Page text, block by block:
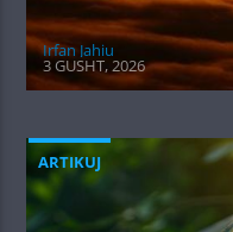
Irfan Jahiu
3 GUSHT, 2026
ARTIKUJ